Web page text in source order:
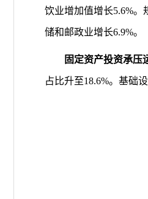
饮业增加值增长5.6%。
储和邮政业增长6.9%。
固定资产投资承压
占比升至18.6%。基础